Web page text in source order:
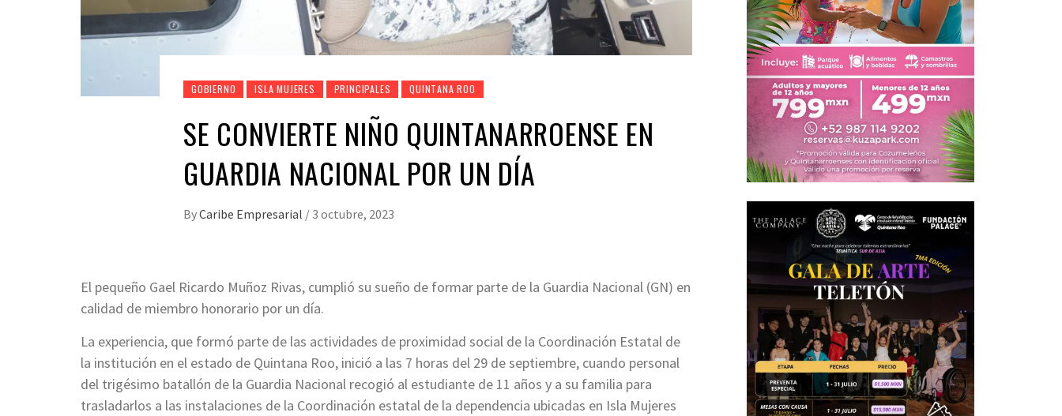
GOBIERNO ISLA MUJERES PRINCIPALES QUINTANA ROO
SE CONVIERTE NIÑO QUINTANARROENSE EN
GUARDIA NACIONAL POR UN DÍA
ByCaribe Empresarial / 3 octubre, 2023
El pequeño Gael Ricardo Muñoz Rivas, cumplió su sueño de formar parte de la Guardia Nacional (GN) en
calidad de miembro honorario por un día.
La experiencia, que formó parte de las actividades de proximidad social de la Coordinación Estatal de
la institución en el estado de Quintana Roo, inició a las 7 horas del 29 de septiembre, cuando personal
del trigésimo batallón de la Guardia Nacional recogió al estudiante de 11 años y a su familia para
trasladarlos a las instalaciones de la Coordinación estatal de la dependencia ubicadas en Isla Mujeres